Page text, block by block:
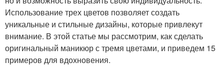
Использование трех цветов позволяет создать
уникальные и стильные дизайны, которые привлекут
внимание. В этой статье мы рассмотрим, как сделать
оригинальный маникюр с тремя цветами, и приведем 15
примеров для вдохновения.